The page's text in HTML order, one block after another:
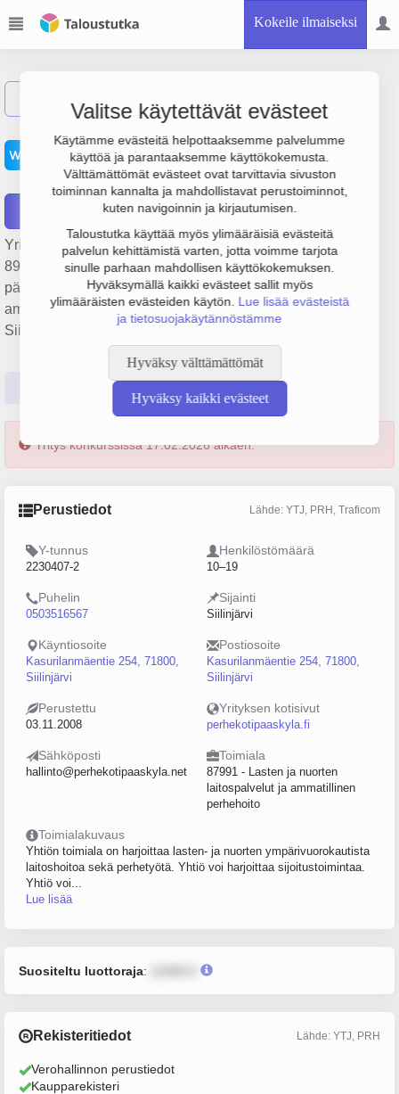
Kokeile ilmaiseksi
Valitse käytettävät evästeet
Käytämme evästeitä helpottaaksemme palvelumme
käyttöä ja parantaaksemme käyttökokemusta.
Välttämättömät evästeet ovat tarvittavia sivuston
toiminnan kannalta ja mahdollistavat perustoiminnot,
kuten navigoinnin ja kirjautumisen.
Taloustutka käyttää myös ylimääräisiä evästeitä
palvelun kehittämistä varten, jotta voimme tarjota
sinulle parhaan mahdollisen käyttökokemuksen.
Hyväksymällä kaikki evästeet sallit myös
ylimääräisten evästeiden käytön. Lue lisää evästeistä
ja tietosuojakäytännöstämme
Hyväksy välttämättömät
Hyväksy kaikki evästeet
Lasten- ja nuortenkoti
Pääskylä Oy
Yrityksen Lasten- ja nuortenkoti Pääskylä Oy liikevaihto on
894 000 €, tulos 107 000 € ja henkilöstömäärä 12. Sen
päätoimiala on Lasten ja nuorten laitospalvelut ja
ammatillinen perhehoito, perustamisvuosi 2008 ja sijainti
Siilinjärvi. Yrityksen yhtiömuoto Osakeyhtiö (OY).
Päättäjätiedot
Yritys konkurssissa 17.02.2026 alkaen.
Perustiedot Lähde: YTJ, PRH, Traficom
Y-tunnus
2230407-2
Henkilöstömäärä
10–19
Puhelin
0503516567
Sijainti
Siilinjärvi
Käyntiosoite
Kasurilanmäentie 254, 71800,
Siilinjärvi
Postiosoite
Kasurilanmäentie 254, 71800,
Siilinjärvi
Perustettu
03.11.2008
Yrityksen kotisivut
perhekotipaaskyla.fi
Sähköposti
hallinto@perhekotipaaskyla.net
Toimiala
87991 - Lasten ja nuorten
laitospalvelut ja ammatillinen
perhehoito
Toimialakuvaus
Yhtiön toimiala on harjoittaa lasten- ja nuorten ympärivuorokautista
laitoshoitoa sekä perhetyötä. Yhtiö voi harjoittaa sijoitustoimintaa.
Yhtiö voi...
Lue lisää
Suositeltu luottoraja:
Rekisteritiedot Lähde: YTJ, PRH
Verohallinnon perustiedot
Kaupparekisteri